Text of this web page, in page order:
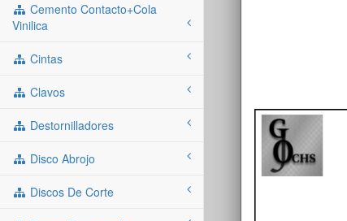
Cemento Contacto+cola
Vinilica
Cintas
Clavos
Destornilladores
Disco Abrojo
Discos De Corte